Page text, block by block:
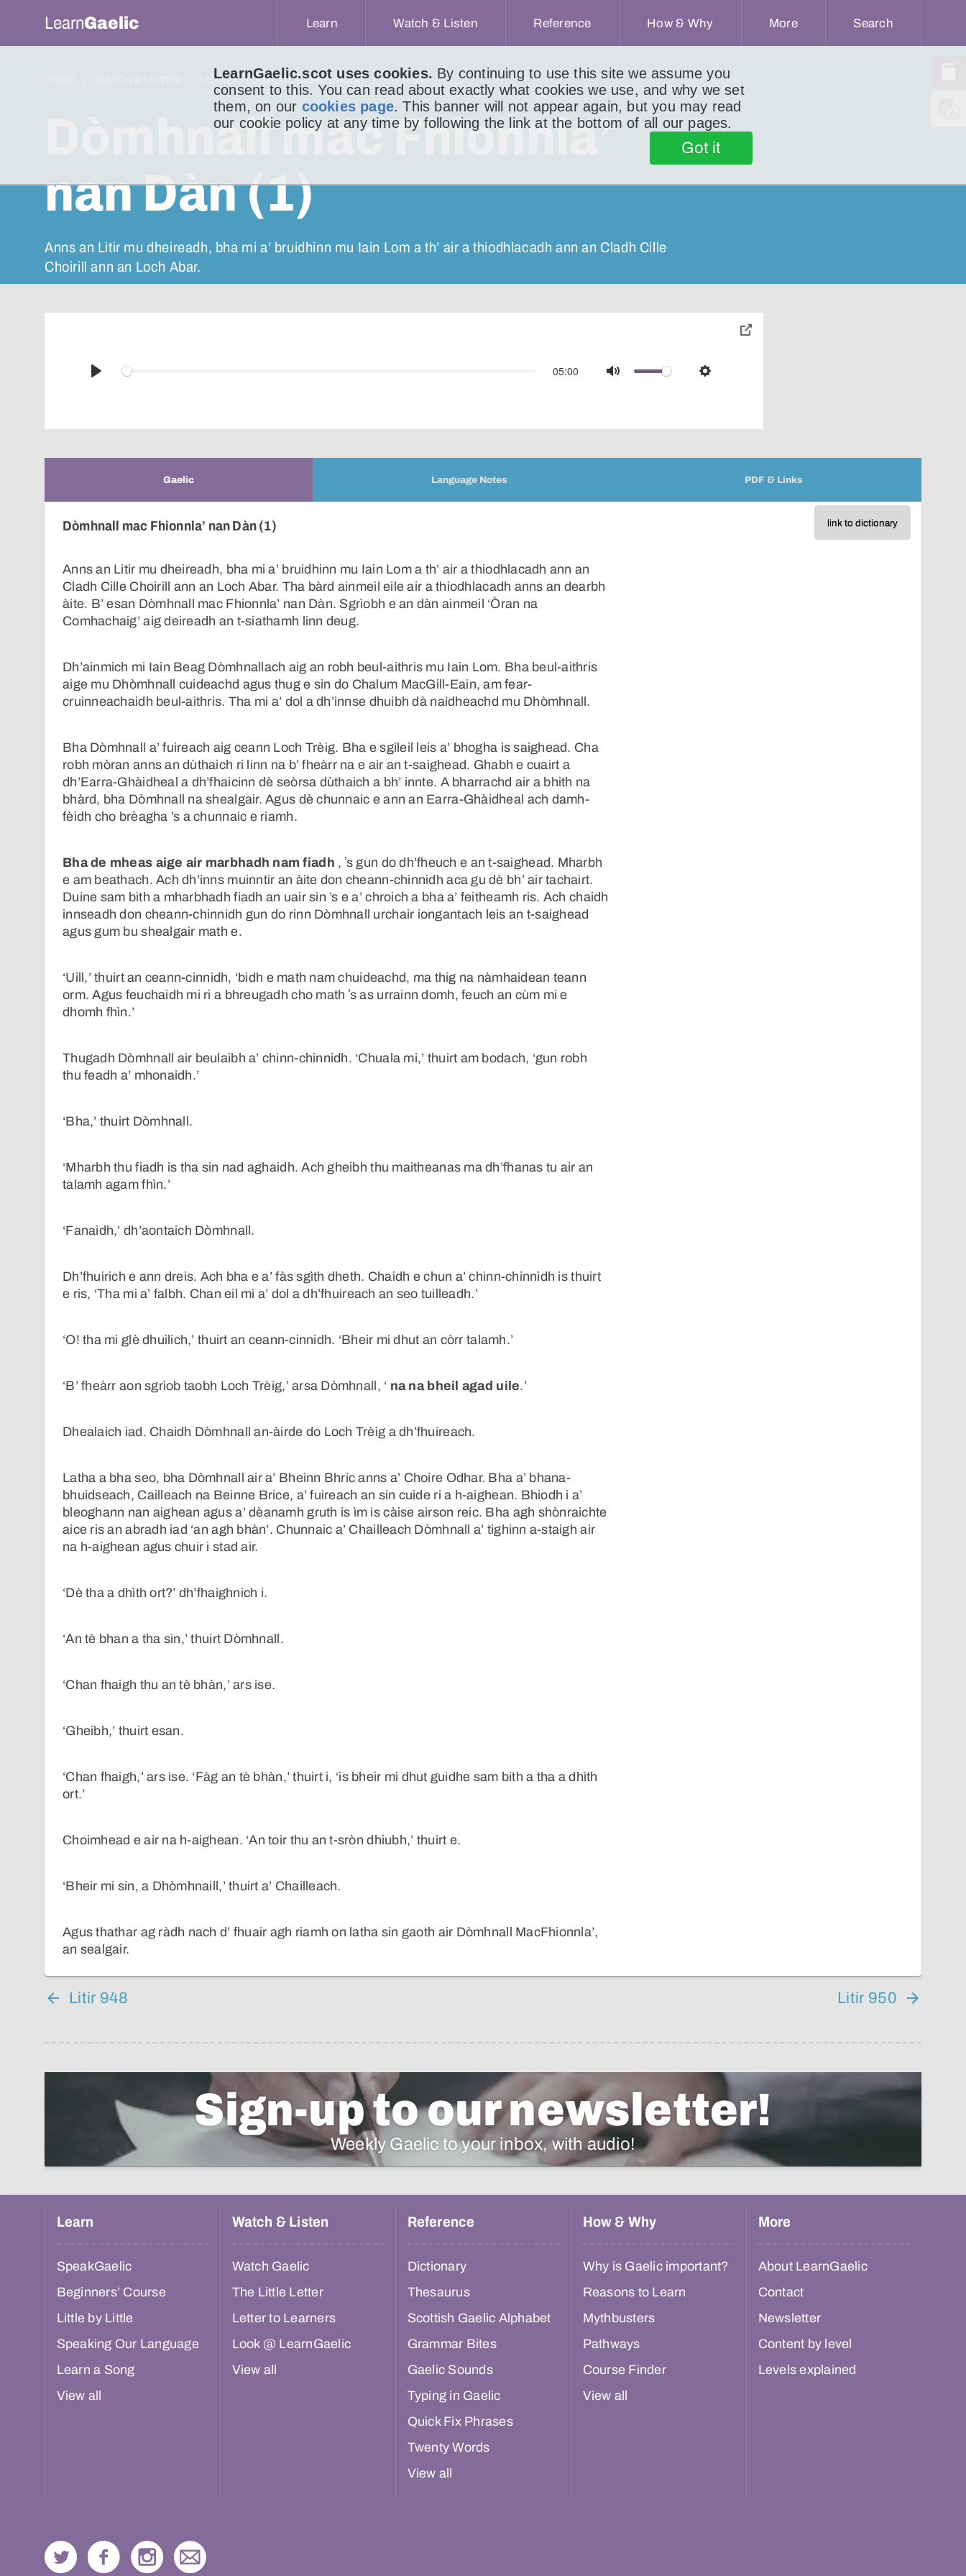
LearnGaelic.scot uses cookies. By continuing to use this site we assume you
consent to this. You can read about exactly what cookies we use, and why we set
them, on our cookies page. This banner will not appear again, but you may read
our cookie policy at any time by following the link at the bottom of all our pages.
Got it
LearnGaelic Learn Watch & Listen Reference How & Why More Search
LITIR DO LUCHD-IONNSACHAIDH LITIR 949
Dòmhnall mac Fhionnla’
nan Dàn (1)
Anns an Litir mu dheireadh, bha mi a’ bruidhinn mu Iain Lom a th’ air a thiodhlacadh ann an Cladh Cille
Choirill ann an Loch Abar.
Play
05:00
Mute Settings
toggle
Gaelic Language Notes PDF & Links
link to dictionary
Dòmhnall mac Fhionnla’ nan Dàn (1)
Anns an Litir mu dheireadh, bha mi a’ bruidhinn mu Iain Lom a th’ air a thiodhlacadh ann an
Cladh Cille Choirill ann an Loch Abar. Tha bàrd ainmeil eile air a thiodhlacadh anns an dearbh
àite. B’ esan Dòmhnall mac Fhionnla’ nan Dàn. Sgrìobh e an dàn ainmeil ‘Òran na
Comhachaig’ aig deireadh an t-siathamh linn deug.
Dh’ainmich mi Iain Beag Dòmhnallach aig an robh beul-aithris mu Iain Lom. Bha beul-aithris
aige mu Dhòmhnall cuideachd agus thug e sin do Chalum MacGill-Eain, am fear-
cruinneachaidh beul-aithris. Tha mi a’ dol a dh’innse dhuibh dà naidheachd mu Dhòmhnall.
Bha Dòmhnall a’ fuireach aig ceann Loch Trèig. Bha e sgileil leis a’ bhogha is saighead. Cha
robh mòran anns an dùthaich ri linn na b’ fheàrr na e air an t-saighead. Ghabh e cuairt a
dh’Earra-Ghàidheal a dh’fhaicinn dè seòrsa dùthaich a bh’ innte. A bharrachd air a bhith na
bhàrd, bha Dòmhnall na shealgair. Agus dè chunnaic e ann an Earra-Ghàidheal ach damh-
fèidh cho brèagha ’s a chunnaic e riamh.
Bha de mheas aige air marbhadh nam fiadh , ʼs gun do dh’fheuch e an t-saighead. Mharbh
e am beathach. Ach dh’inns muinntir an àite don cheann-chinnidh aca gu dè bh’ air tachairt.
Duine sam bith a mharbhadh fiadh an uair sin ’s e a’ chroich a bha a’ feitheamh ris. Ach chaidh
innseadh don cheann-chinnidh gun do rinn Dòmhnall urchair iongantach leis an t-saighead
agus gum bu shealgair math e.
‘Uill,’ thuirt an ceann-cinnidh, ‘bidh e math nam chuideachd, ma thig na nàmhaidean teann
orm. Agus feuchaidh mi ri a bhreugadh cho math ʼs as urrainn domh, feuch an cùm mi e
dhomh fhìn.’
Thugadh Dòmhnall air beulaibh a’ chinn-chinnidh. ‘Chuala mi,’ thuirt am bodach, ‘gun robh
thu feadh a’ mhonaidh.’
‘Bha,’ thuirt Dòmhnall.
‘Mharbh thu fiadh is tha sin nad aghaidh. Ach gheibh thu maitheanas ma dh’fhanas tu air an
talamh agam fhìn.’
‘Fanaidh,’ dh’aontaich Dòmhnall.
Dh’fhuirich e ann dreis. Ach bha e a’ fàs sgìth dheth. Chaidh e chun a’ chinn-chinnidh is thuirt
e ris, ‘Tha mi a’ falbh. Chan eil mi a’ dol a dh’fhuireach an seo tuilleadh.’
‘O! tha mi glè dhuilich,’ thuirt an ceann-cinnidh. ‘Bheir mi dhut an còrr talamh.’
‘B’ fheàrr aon sgrìob taobh Loch Trèig,’ arsa Dòmhnall, ‘ na na bheil agad uile.’
Dhealaich iad. Chaidh Dòmhnall an-àirde do Loch Trèig a dh’fhuireach.
Latha a bha seo, bha Dòmhnall air a’ Bheinn Bhric anns a’ Choire Odhar. Bha a’ bhana-
bhuidseach, Cailleach na Beinne Brice, a’ fuireach an sin cuide ri a h-aighean. Bhiodh i a’
bleoghann nan aighean agus a’ dèanamh gruth is ìm is càise airson reic. Bha agh shònraichte
aice ris an abradh iad ‘an agh bhàn’. Chunnaic a’ Chailleach Dòmhnall a’ tighinn a-staigh air
na h-aighean agus chuir i stad air.
‘Dè tha a dhìth ort?’ dh’fhaighnich i.
‘An tè bhan a tha sin,’ thuirt Dòmhnall.
‘Chan fhaigh thu an tè bhàn,’ ars ise.
‘Gheibh,’ thuirt esan.
‘Chan fhaigh,’ ars ise. ‘Fàg an tè bhàn,’ thuirt i, ‘is bheir mi dhut guidhe sam bith a tha a dhìth
ort.’
Choimhead e air na h-aighean. ‘An toir thu an t-sròn dhiubh,’ thuirt e.
‘Bheir mi sin, a Dhòmhnaill,’ thuirt a’ Chailleach.
Agus thathar ag ràdh nach d’ fhuair agh riamh on latha sin gaoth air Dòmhnall MacFhionnla’,
an sealgair.
Litir 948 Litir 950
Sign-up to our newsletter!
Weekly Gaelic to your inbox, with audio!
Learn
SpeakGaelic
Beginners’ Course
Little by Little
Speaking Our Language
Learn a Song
View all
Watch & Listen
Watch Gaelic
The Little Letter
Letter to Learners
Look @ LearnGaelic
View all
Reference
Dictionary
Thesaurus
Scottish Gaelic Alphabet
Grammar Bites
Gaelic Sounds
Typing in Gaelic
Quick Fix Phrases
Twenty Words
View all
How & Why
Why is Gaelic important?
Reasons to Learn
Mythbusters
Pathways
Course Finder
View all
More
About LearnGaelic
Contact
Newsletter
Content by level
Levels explained